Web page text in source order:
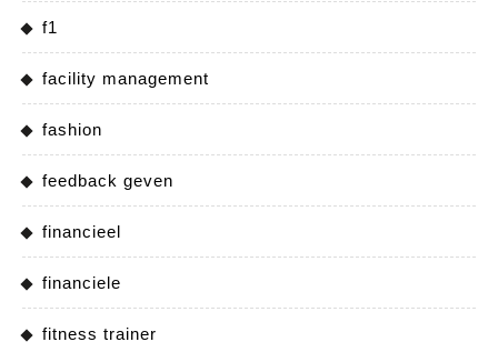
f1
facility management
fashion
feedback geven
financieel
financiele
fitness trainer